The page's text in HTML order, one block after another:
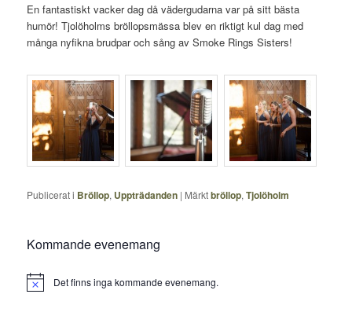
En fantastiskt vacker dag då vädergudarna var på sitt bästa
humör! Tjolöholms bröllopsmässa blev en riktigt kul dag med
många nyfikna brudpar och sång av Smoke Rings Sisters!
Publicerat i Bröllop, Uppträdanden | Märktbröllop,Tjolöholm
Kommande evenemang
Notis Det finns inga kommande evenemang.